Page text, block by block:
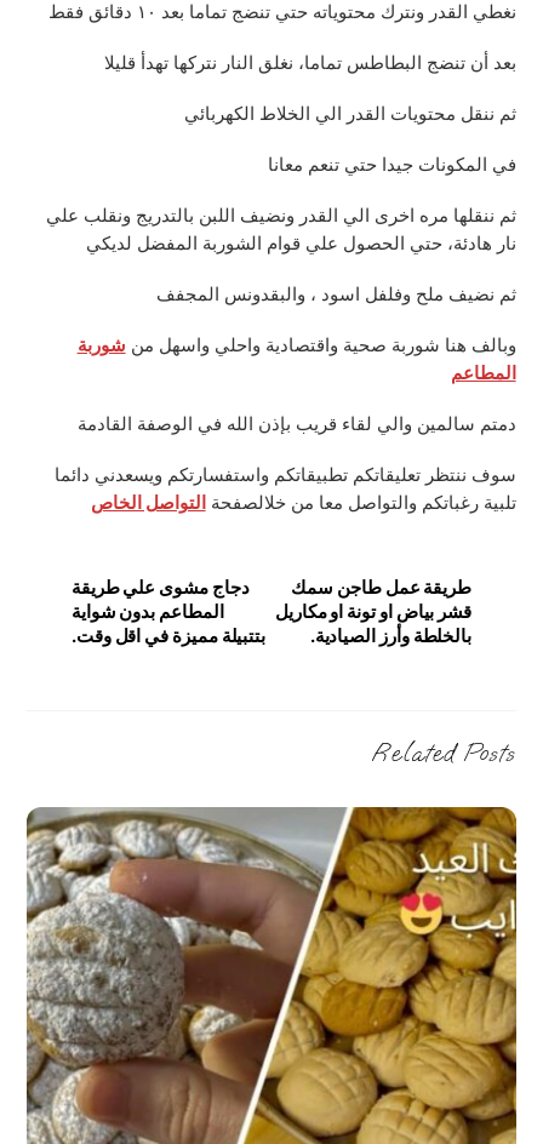
نغطي القدر ونترك محتوياته حتي تنضج تماما بعد ١٠ دقائق فقط
بعد أن تنضج البطاطس تماما، نغلق النار نتركها تهدأ قليلا
ثم ننقل محتويات القدر الي الخلاط الكهربائي
في المكونات جيدا حتي تنعم معانا
ثم ننقلها مره اخرى الي القدر ونضيف اللبن بالتدريج ونقلب علي
نار هادئة، حتي الحصول علي قوام الشوربة المفضل لديكي
ثم نضيف ملح وفلفل اسود ، والبقدونس المجفف
وبالف هنا شوربة صحية واقتصادية واحلي واسهل من شوربة
المطاعم
دمتم سالمين والي لقاء قريب بإذن الله في الوصفة القادمة
سوف ننتظر تعليقاتكم تطبيقاتكم واستفسارتكم ويسعدني دائما
تلبية رغباتكم والتواصل معا من خلالصفحة التواصل الخاص
طريقة عمل طاجن سمك
قشر بياض او تونة او مكاريل
بالخلطة وأرز الصيادية.
دجاج مشوى علي طريقة
المطاعم بدون شواية
بتتبيلة مميزة في اقل وقت.
Related Posts